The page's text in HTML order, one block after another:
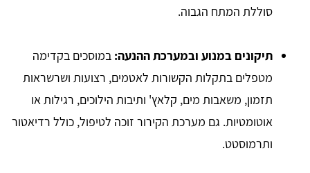
סוללת המתח הגבוה.
תיקונים במנוע ובמערכת ההנעה: במוסכים בקדימה
מטפלים בתקלות הקשורות לאטמים, רצועות ושרשראות
תזמון, משאבות מים, קלאץ' ותיבות הילוכים, רגילות או
אוטומטיות. גם מערכת הקירור זוכה לטיפול, כולל רדיאטור
ותרמוסטט.